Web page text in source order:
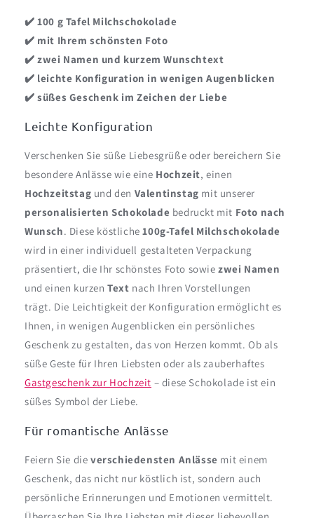
✔️ 100 g Tafel Milchschokolade
✔️ mit Ihrem schönsten Foto
✔️zwei Namen und kurzem Wunschtext
✔️ leichte Konfiguration in wenigen Augenblicken
✔️ süßes Geschenk im Zeichen der Liebe
Leichte Konfiguration
Verschenken Sie süße Liebesgrüße oder bereichern Sie
besondere Anlässe wie eine Hochzeit, einen
Hochzeitstag und den Valentinstag mit unserer
personalisierten Schokolade bedruckt mit Foto nach
Wunsch. Diese köstliche100g-Tafel Milchschokolade
wird in einer individuell gestalteten Verpackung
präsentiert, die Ihr schönstes Foto sowiezwei Namen
und einen kurzenText nach Ihren Vorstellungen
trägt. Die Leichtigkeit der Konfiguration ermöglicht es
Ihnen, in wenigen Augenblicken ein persönliches
Geschenk zu gestalten, das von Herzen kommt. Ob als
süße Geste für Ihren Liebsten oder als zauberhaftes
Gastgeschenk zur Hochzeit – diese Schokolade ist ein
süßes Symbol der Liebe.
Für romantische Anlässe
Feiern Sie die verschiedensten Anlässe mit einem
Geschenk, das nicht nur köstlich ist, sondern auch
persönliche Erinnerungen und Emotionen vermittelt.